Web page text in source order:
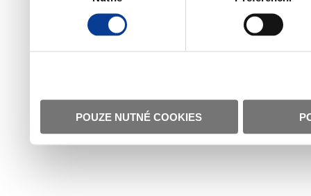
POUZE NUTNÉ COOKIES